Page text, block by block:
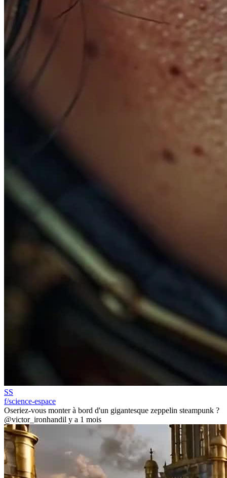
SS
f/science-espace
Oseriez-vous monter à bord d'un gigantesque zeppelin steampunk ?
@victor_ironhandil y a 1 mois